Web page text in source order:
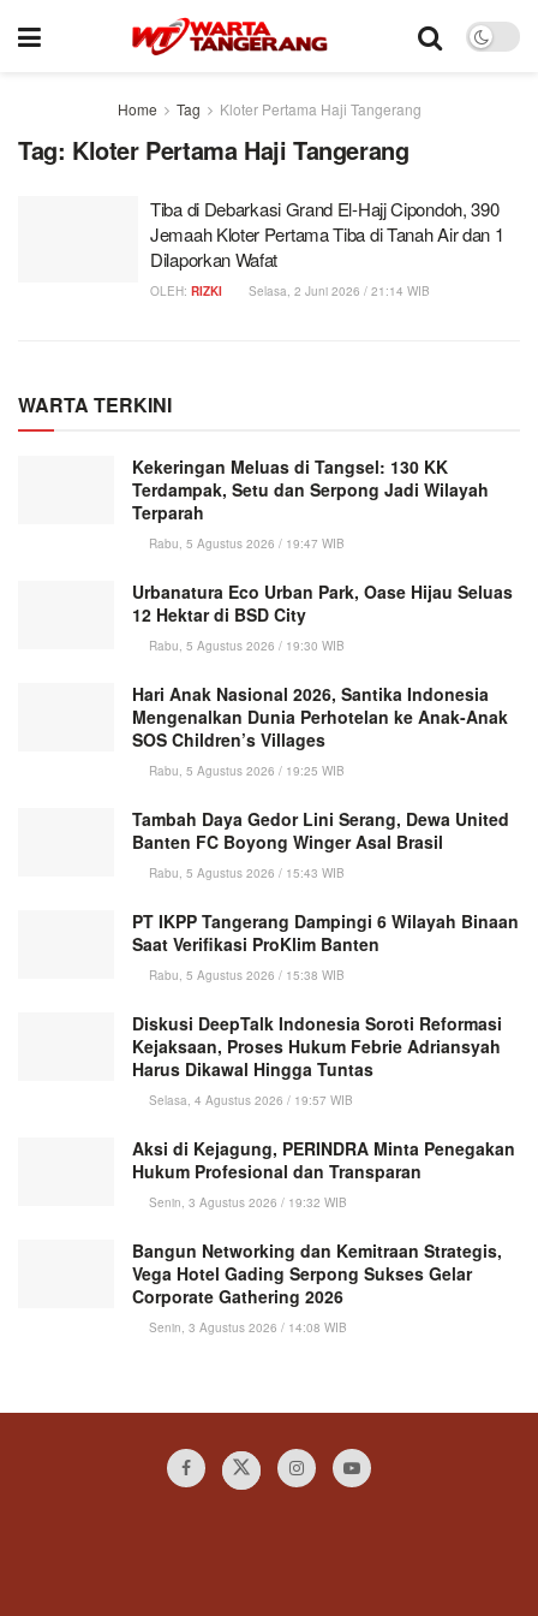
Home Tag Kloter Pertama Haji Tangerang
Tag: Kloter Pertama Haji Tangerang
Tiba di Debarkasi Grand El-Hajj Cipondoh, 390
Jemaah Kloter Pertama Tiba di Tanah Air dan 1
Dilaporkan Wafat
OLEH: RIZKI Selasa, 2 Juni 2026 / 21:14 WIB
WARTA TERKINI
Kekeringan Meluas di Tangsel: 130 KK
Terdampak, Setu dan Serpong Jadi Wilayah
Terparah
Rabu, 5 Agustus 2026 / 19:47 WIB
Urbanatura Eco Urban Park, Oase Hijau Seluas
12 Hektar di BSD City
Rabu, 5 Agustus 2026 / 19:30 WIB
Hari Anak Nasional 2026, Santika Indonesia
Mengenalkan Dunia Perhotelan ke Anak-Anak
SOS Children’s Villages
Rabu, 5 Agustus 2026 / 19:25 WIB
Tambah Daya Gedor Lini Serang, Dewa United
Banten FC Boyong Winger Asal Brasil
Rabu, 5 Agustus 2026 / 15:43 WIB
PT IKPP Tangerang Dampingi 6 Wilayah Binaan
Saat Verifikasi ProKlim Banten
Rabu, 5 Agustus 2026 / 15:38 WIB
Diskusi DeepTalk Indonesia Soroti Reformasi
Kejaksaan, Proses Hukum Febrie Adriansyah
Harus Dikawal Hingga Tuntas
Selasa, 4 Agustus 2026 / 19:57 WIB
Aksi di Kejagung, PERINDRA Minta Penegakan
Hukum Profesional dan Transparan
Senin, 3 Agustus 2026 / 19:32 WIB
Bangun Networking dan Kemitraan Strategis,
Vega Hotel Gading Serpong Sukses Gelar
Corporate Gathering 2026
Senin, 3 Agustus 2026 / 14:08 WIB